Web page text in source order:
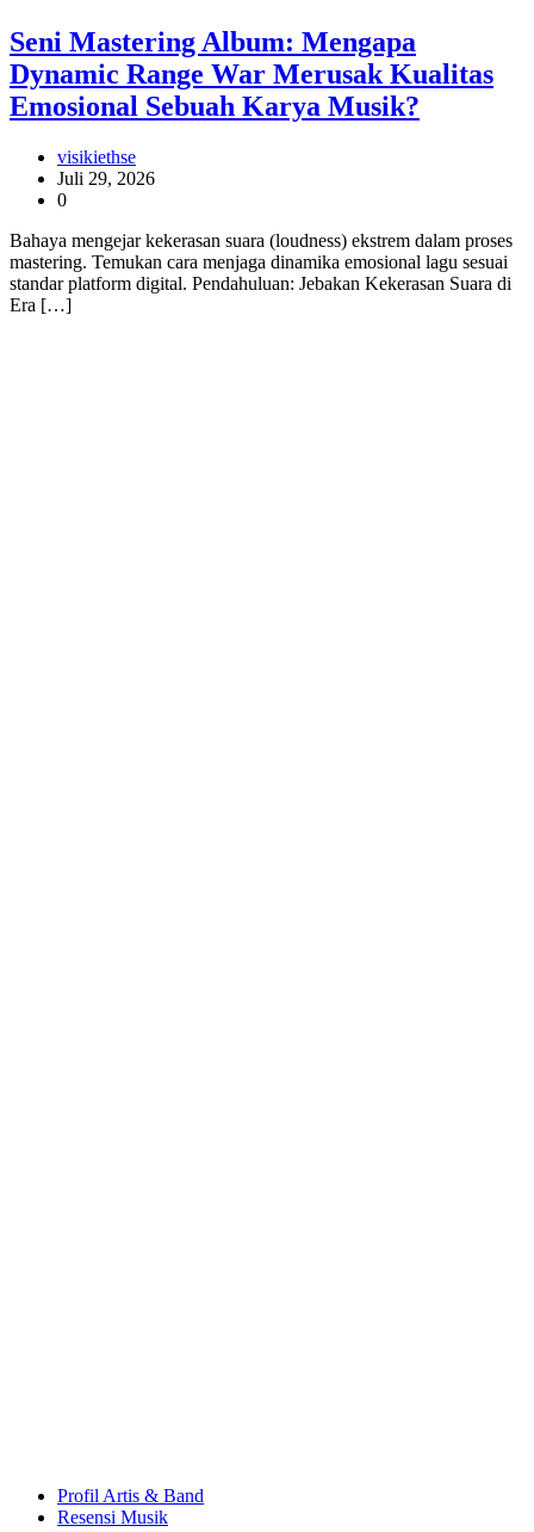
Seni Mastering Album: Mengapa
Dynamic Range War Merusak Kualitas
Emosional Sebuah Karya Musik?
visikiethse
Juli 29, 2026
0
Bahaya mengejar kekerasan suara (loudness) ekstrem dalam proses
mastering. Temukan cara menjaga dinamika emosional lagu sesuai
standar platform digital. Pendahuluan: Jebakan Kekerasan Suara di
Era […]
Profil Artis & Band
Resensi Musik